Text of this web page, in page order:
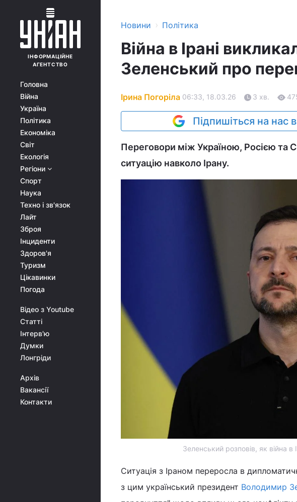
ІНФОРМАЦІЙНЕ
АГЕНТСТВО
Головна
Війна
Україна
Політика
Економіка
Світ
Екологія
Регіони
Спорт
Наука
Техно і зв'язок
Лайт
Зброя
Інциденти
Здоров'я
Туризм
Цікавинки
Погода
Відео з Youtube
Статті
Інтерв'ю
Думки
Лонгріди
Архів
Вакансії
Контакти
Новини › Політика
Війна в Ірані
Зеленський про
Ірина Погоріла 06:33, 18.03.26 3 хв.
Підпишіться на нас
Переговори між Україною, Росією та
ситуацію навколо Ірану.
Зеленський розповів, як війна
Ситуація з Іраном переросла в
з цим український президент Володимир